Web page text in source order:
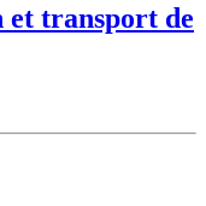
transport de